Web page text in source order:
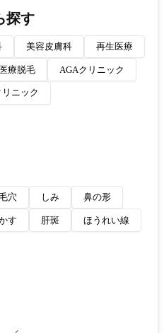
探す
美容皮膚科 再生医療
療脱毛 AGAクリニック
ニック
穴 しみ 鼻の形
す 肝斑 ほうれい線